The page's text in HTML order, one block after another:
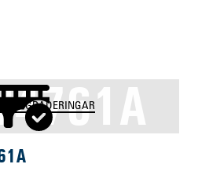
UPPGRADERINGAR